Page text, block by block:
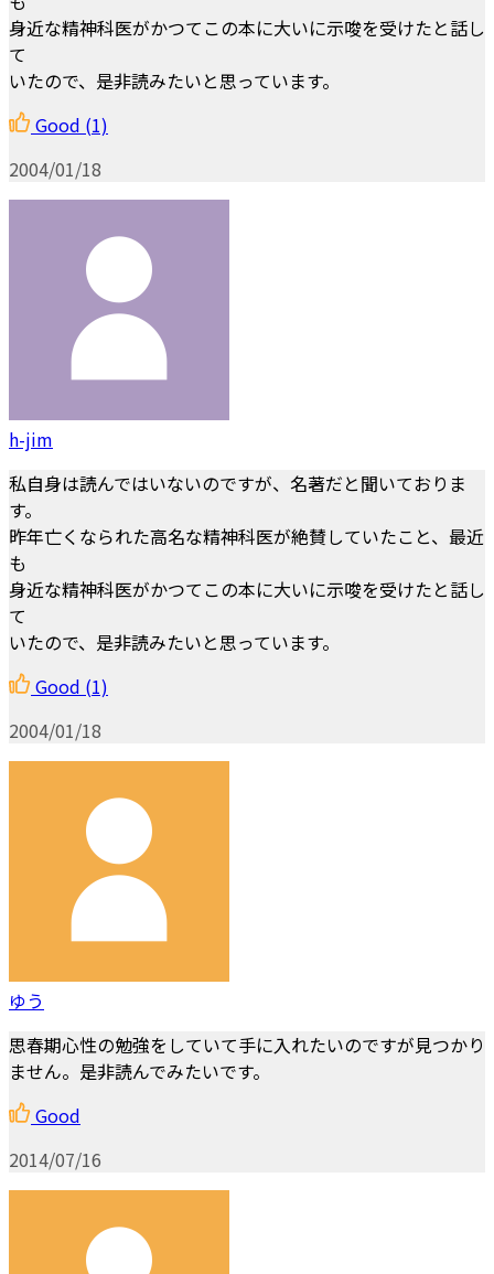
身近な精神科医がかつてこの本に大いに示唆を受けたと話し
て
いたので、是非読みたいと思っています。
Good (1)
2004/01/18
h-jim
私自身は読んではいないのですが、名著だと聞いておりま
す。
昨年亡くなられた高名な精神科医が絶賛していたこと、最近
も
身近な精神科医がかつてこの本に大いに示唆を受けたと話し
て
いたので、是非読みたいと思っています。
Good (1)
2004/01/18
ゆう
思春期心性の勉強をしていて手に入れたいのですが見つかり
ません。是非読んでみたいです。
Good
2014/07/16